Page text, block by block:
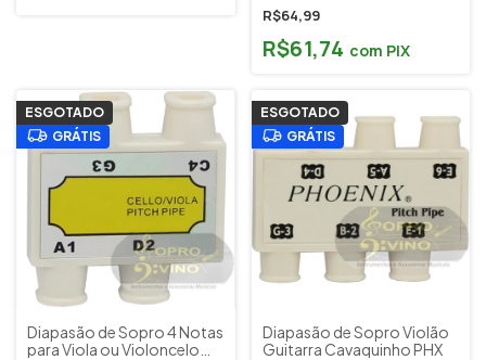
R$64,99
R$61,74 com PIX
ESGOTADO
GRÁTIS
Diapasão de Sopro 4 Notas
para Viola ou Violoncelo
ESGOTADO
GRÁTIS
Diapasão de Sopro Violão
Guitarra Cavaquinho PHX